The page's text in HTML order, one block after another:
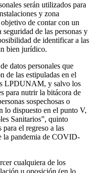
serán utilizados para
y zona
de contar con un
de las personas y
de identificar a las
bien jurídico.
datos personales que
de las estipuladas en el
LPDUNAM, y salvo los
para nutrir la bitácora de
sospechosas o
dispuesto en el punto V,
Sanitarios”, quinto
el regreso a las
la pandemia de COVID-
cualquiera de los